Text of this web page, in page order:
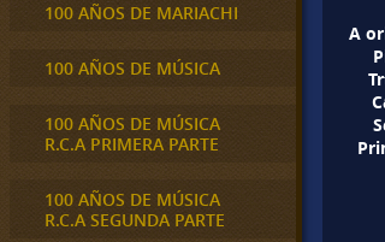
A
100 AÑOS DE MARIACHI
100 AÑOS DE MÚSICA
100 AÑOS DE MÚSICA
R.C.A PRIMERA PARTE
100 AÑOS DE MÚSICA
R.C.A SEGUNDA PARTE